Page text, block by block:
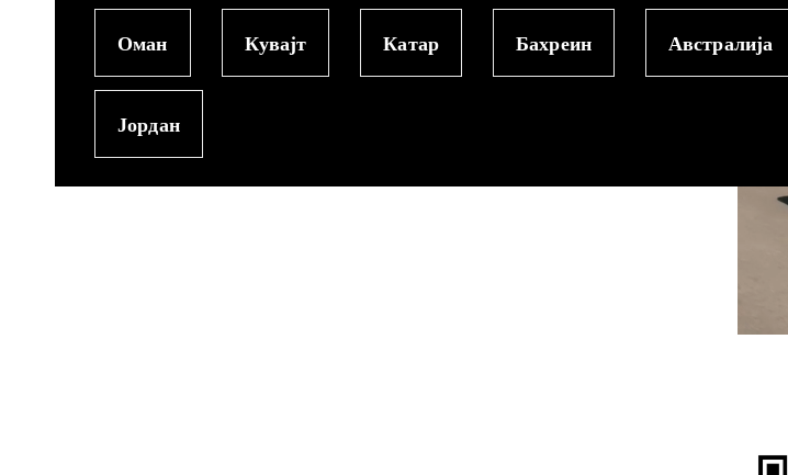
Оман Кувајт Катар Бахреин Австралија
Јордан